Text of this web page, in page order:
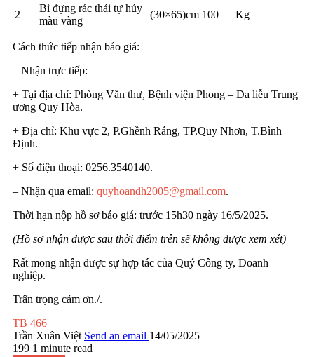
2
Bì đựng rác thải tự hủy
màu vàng
(30×65)cm 100 Kg
Cách thức tiếp nhận báo giá:
– Nhận trực tiếp:
+ Tại địa chỉ: Phòng Văn thư, Bệnh viện Phong – Da liễu Trung
ương Quy Hòa.
+ Địa chỉ: Khu vực 2, P.Ghềnh Ráng, TP.Quy Nhơn, T.Bình
Định.
+ Số điện thoại: 0256.3540140.
– Nhận qua email: quyhoandh2005@gmail.com.
Thời hạn nộp hồ sơ báo giá: trước 15h30 ngày 16/5/2025.
(Hồ sơ nhận được sau thời điểm trên sẽ không được xem xét)
Rất mong nhận được sự hợp tác của Quý Công ty, Doanh
nghiệp.
Trân trọng cảm ơn./.
TB 466
Trần Xuân Việt Send an email 14/05/2025
199 1 minute read